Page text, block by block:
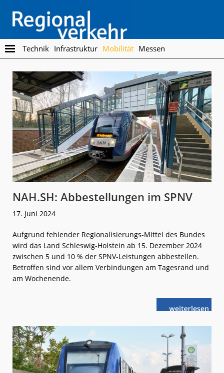
main
content
footer
Regionalverkehr
Die
Fachzeitschrift
den
Öffentlichen
Personennahverkehr
Technik Infrastruktur Mobilität Messen
NAH.SH: Abbestellungen im SPNV
17. Juni 2024
Aufgrund fehlender Regionalisierungs-Mittel des Bundes
wird das Land Schleswig-Holstein ab 15. Dezember 2024
zwischen 5 und 10 % der SPNV-Leistungen abbestellen.
Betroffen sind vor allem Verbindungen am Tagesrand und
am Wochenende.
weiterlese
nNAH.SH:
SPNV